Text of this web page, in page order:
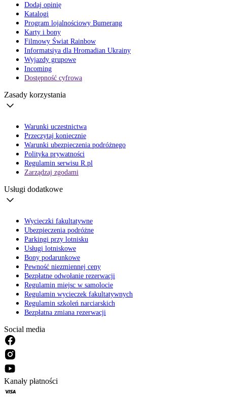
Dodaj opinię
Katalogi
Program lojalnościowy Bumerang
Karty i bony
Filmowy Świat Rainbow
Informatsiya dla Hromadian Ukrainy
Wyjazdy grupowe
Incoming
Dostępność cyfrowa
Zasady korzystania
Warunki uczestnictwa
Przeczytaj koniecznie
Warunki ubezpieczenia podróżnego
Polityka prywatności
Regulamin serwisu R.pl
Zarządzaj zgodami
Usługi dodatkowe
Wycieczki fakultatywne
Ubezpieczenia podróżne
Parkingi przy lotnisku
Usługi lotniskowe
Bony podarunkowe
Pewność niezmiennej ceny
Bezpłatne odwołanie rezerwacji
Regulamin miejsc w samolocie
Regulamin wycieczek fakultatywnych
Regulamin szkoleń narciarskich
Bezpłatna zmiana rezerwacji
Social media
Kanały płatności